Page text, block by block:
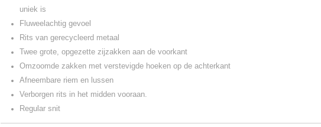
uniek is
Fluweelachtig gevoel
Rits van gerecycleerd metaal
Twee grote, opgezette zijzakken aan de voorkant
Omzoomde zakken met verstevigde hoeken op de achterkant
Afneembare riem en lussen
Verborgen rits in het midden vooraan.
Regular snit